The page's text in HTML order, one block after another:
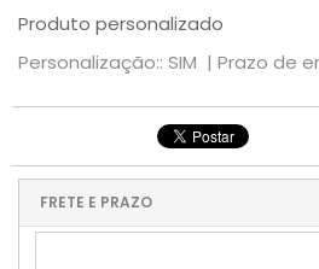
Produto personalizado
Personalização:: SIM | Prazo de
FRETE E PRAZO